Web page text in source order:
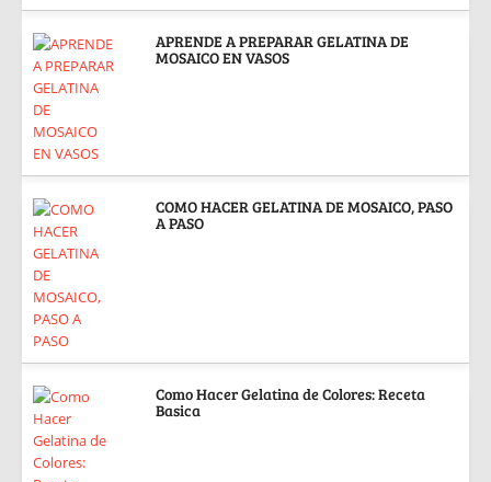
APRENDE A PREPARAR GELATINA DE
MOSAICO EN VASOS
COMO HACER GELATINA DE MOSAICO, PASO
A PASO
Como Hacer Gelatina de Colores: Receta
Basica